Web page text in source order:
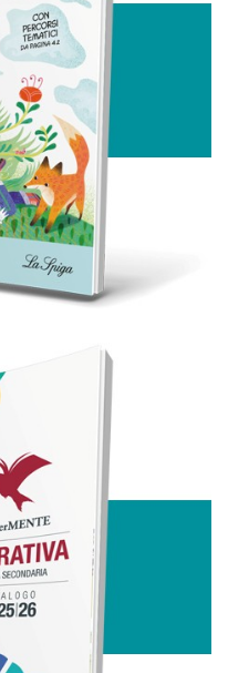
contenuti ed
social media e per
inoltre
il nostro sito con i
analisi dei dati web,
combinarle
loro o che hanno
servizi.